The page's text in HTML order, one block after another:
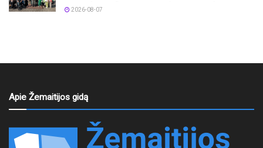
2026-08-07
Apie Žemaitijos gidą